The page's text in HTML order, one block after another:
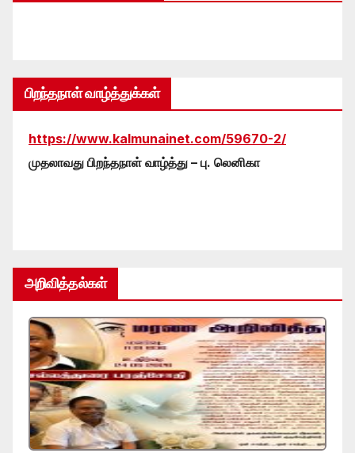
பிறந்தநாள் வாழ்த்துக்கள்
https://www.kalmunainet.com/59670-2/
முதலாவது பிறந்தநாள் வாழ்த்து – பு. லெனிகா
அறிவித்தல்கள்